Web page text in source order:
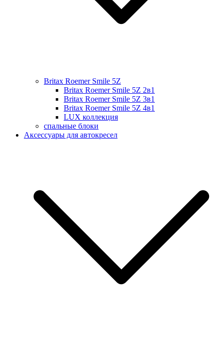
Britax Roemer Smile 5Z
Britax Roemer Smile 5Z 2в1
Britax Roemer Smile 5Z 3в1
Britax Roemer Smile 5Z 4в1
LUX коллекция
спальные блоки
Аксессуары для автокресел